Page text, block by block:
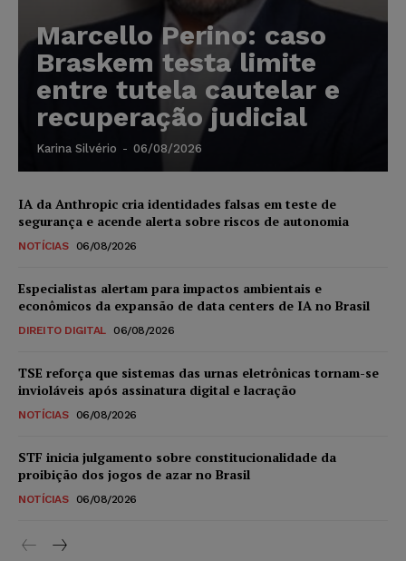
Marcello Perino: caso
Braskem testa limite
entre tutela cautelar e
recuperação judicial
Karina Silvério - 06/08/2026
IA da Anthropic cria identidades falsas em teste de
segurança e acende alerta sobre riscos de autonomia
NOTÍCIAS 06/08/2026
Especialistas alertam para impactos ambientais e
econômicos da expansão de data centers de IA no Brasil
DIREITO DIGITAL 06/08/2026
TSE reforça que sistemas das urnas eletrônicas tornam-se
invioláveis após assinatura digital e lacração
NOTÍCIAS 06/08/2026
STF inicia julgamento sobre constitucionalidade da
proibição dos jogos de azar no Brasil
NOTÍCIAS 06/08/2026